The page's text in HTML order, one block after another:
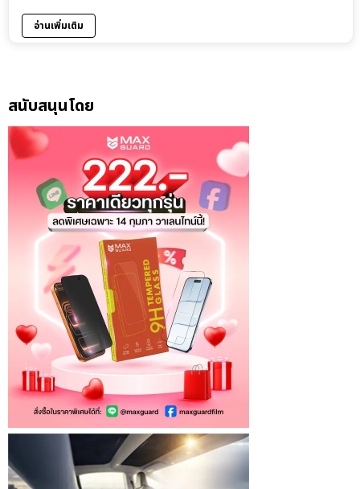
อ่านเพิ่มเติม
สนับสนุนโดย